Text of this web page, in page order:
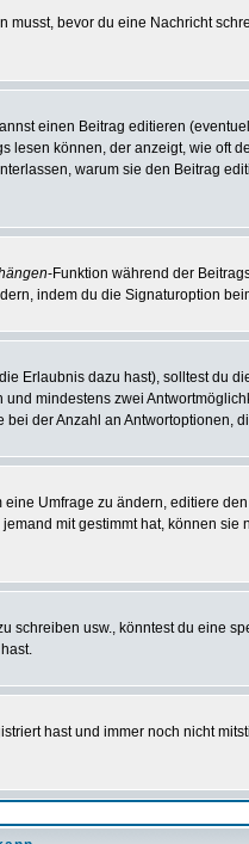
bevor du eine Nachricht
einen Beitrag editieren
können, der anzeigt, wie oft
warum sie den Beitrag
-Funktion während der
indem du die Signaturoption
Erlaubnis dazu hast), solltest du
mindestens zwei
der Anzahl an Antwortoptionen,
Umfrage zu ändern, editiere
mit gestimmt hat, können
usw., könntest du eine
hast und immer noch nicht